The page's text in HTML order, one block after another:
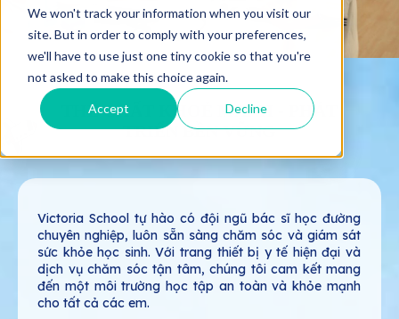
We won't track your information when you visit our
site. But in order to comply with your preferences,
we'll have to use just one tiny cookie so that you're
not asked to make this choice again.
Accept Decline
THỂ CHẤT KHOẺ MẠNH - PHÁT
TRIỂN BỀN VỮNG
Victoria School tự hào có đội ngũ bác sĩ học đường
chuyên nghiệp, luôn sẵn sàng chăm sóc và giám sát
sức khỏe học sinh. Với trang thiết bị y tế hiện đại và
dịch vụ chăm sóc tận tâm, chúng tôi cam kết mang
đến một môi trường học tập an toàn và khỏe mạnh
cho tất cả các em.